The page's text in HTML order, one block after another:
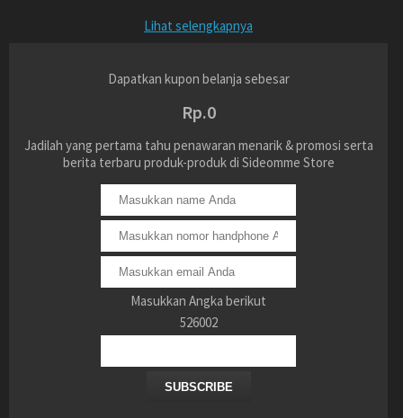
Lihat selengkapnya
Dapatkan kupon belanja sebesar
Rp.0
Jadilah yang pertama tahu penawaran menarik & promosi serta
berita terbaru produk-produk di Sideomme Store
Masukkan Angka berikut
526002
SUBSCRIBE